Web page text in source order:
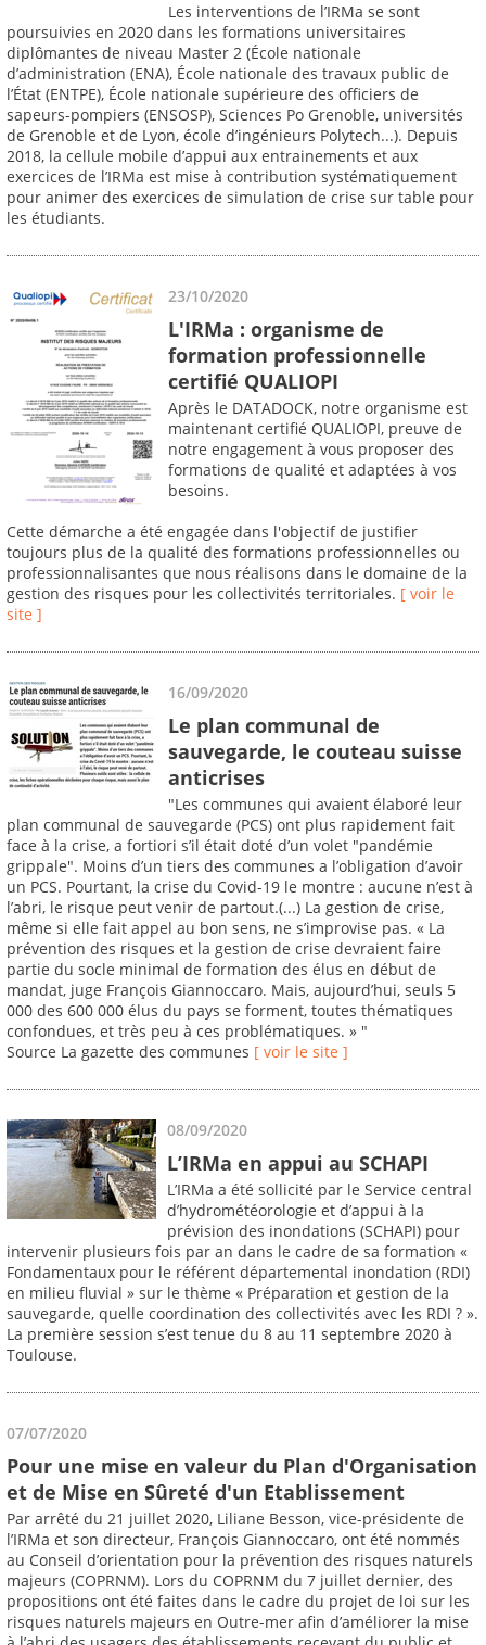
Les interventions de l’IRMa se sont
poursuivies en 2020 dans les formations universitaires
diplômantes de niveau Master 2 (École nationale
d’administration (ENA), École nationale des travaux public de
l’État (ENTPE), École nationale supérieure des officiers de
sapeurs-pompiers (ENSOSP), Sciences Po Grenoble, universités
de Grenoble et de Lyon, école d’ingénieurs Polytech...). Depuis
2018, la cellule mobile d’appui aux entrainements et aux
exercices de l’IRMa est mise à contribution systématiquement
pour animer des exercices de simulation de crise sur table pour
les étudiants.
23/10/2020
L'IRMa : organisme de
formation professionnelle
certifié QUALIOPI
Après le DATADOCK, notre organisme est
maintenant certifié QUALIOPI, preuve de
notre engagement à vous proposer des
formations de qualité et adaptées à vos
besoins.
Cette démarche a été engagée dans l'objectif de justifier
toujours plus de la qualité des formations professionnelles ou
professionnalisantes que nous réalisons dans le domaine de la
gestion des risques pour les collectivités territoriales. [ voir le
site ]
16/09/2020
Le plan communal de
sauvegarde, le couteau suisse
anticrises
"Les communes qui avaient élaboré leur
plan communal de sauvegarde (PCS) ont plus rapidement fait
face à la crise, a fortiori s’il était doté d’un volet "pandémie
grippale". Moins d’un tiers des communes a l’obligation d’avoir
un PCS. Pourtant, la crise du Covid-19 le montre : aucune n’est à
l’abri, le risque peut venir de partout.(...) La gestion de crise,
même si elle fait appel au bon sens, ne s’improvise pas. « La
prévention des risques et la gestion de crise devraient faire
partie du socle minimal de formation des élus en début de
mandat, juge François Giannoccaro. Mais, aujourd’hui, seuls 5
000 des 600 000 élus du pays se forment, toutes thématiques
confondues, et très peu à ces problématiques. » "
Source La gazette des communes [ voir le site ]
08/09/2020
L’IRMa en appui au SCHAPI
L’IRMa a été sollicité par le Service central
d’hydrométéorologie et d’appui à la
prévision des inondations (SCHAPI) pour
intervenir plusieurs fois par an dans le cadre de sa formation «
Fondamentaux pour le référent départemental inondation (RDI)
en milieu fluvial » sur le thème « Préparation et gestion de la
sauvegarde, quelle coordination des collectivités avec les RDI ? ».
La première session s’est tenue du 8 au 11 septembre 2020 à
Toulouse.
07/07/2020
Pour une mise en valeur du Plan d'Organisation
et de Mise en Sûreté d'un Etablissement
Par arrêté du 21 juillet 2020, Liliane Besson, vice-présidente de
l’IRMa et son directeur, François Giannoccaro, ont été nommés
au Conseil d’orientation pour la prévention des risques naturels
majeurs (COPRNM). Lors du COPRNM du 7 juillet dernier, des
propositions ont été faites dans le cadre du projet de loi sur les
risques naturels majeurs en Outre-mer afin d’améliorer la mise